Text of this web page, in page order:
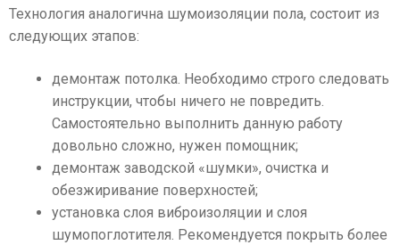
Технология аналогична шумоизоляции пола, состоит из
следующих этапов:
демонтаж потолка. Необходимо строго следовать
инструкции, чтобы ничего не повредить.
Самостоятельно выполнить данную работу
довольно сложно, нужен помощник;
демонтаж заводской «шумки», очистка и
обезжиривание поверхностей;
установка слоя виброизоляции и слоя
шумопоглотителя. Рекомендуется покрыть более